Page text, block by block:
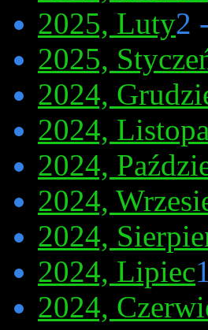
2025, Luty2
2025,
2024,
2024,
2024,
2024,
2024,
2024, Lipiec
2024,